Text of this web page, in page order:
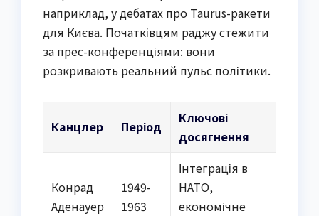
наприклад, у дебатах про Taurus-ракети
для Києва. Початківцям раджу стежити
за прес-конференціями: вони
розкривають реальний пульс політики.
Канцлер Період
Ключові
досягнення
Конрад
Аденауер
1949-
1963
Інтеграція в
НАТО,
економічне